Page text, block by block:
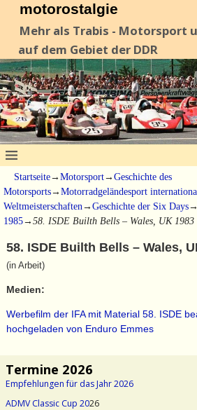
motorostalgie
Mehr als Trabis - Motorsport
auf dem Gebiet der DDR
Startseite→ Motorsport→ Geschichte des
Motorsports→ Motorradgeländesport
Weltmeisterschaften → Geschichte der Six Days→
1985→ 58. ISDE Builth Bells – Wales, UK 1983
58. ISDE Builth Bells – Wales,
(in Arbeit)
Medien:
Werbefilm der IFA mit Material 58. ISDE
hochgeladen von Enduro Emmes
Termine 2026
Empfehlungen für das Jahr 2026
ADMV Classic Cup 2026